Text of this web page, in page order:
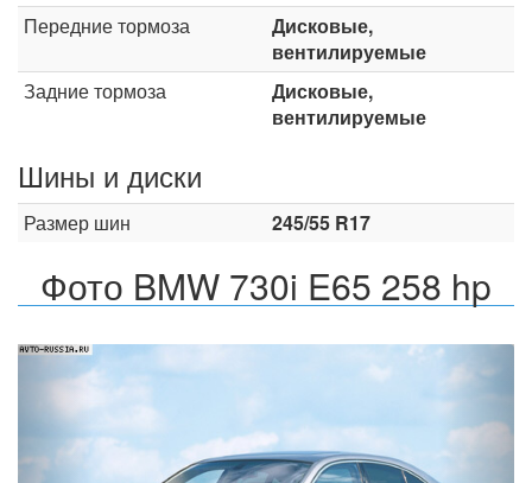
Передние тормоза
Дисковые,
вентилируемые
Задние тормоза
Дисковые,
вентилируемые
Шины и диски
Размер шин 245/55 R17
Фото BMW 730i E65 258 hp
Назад